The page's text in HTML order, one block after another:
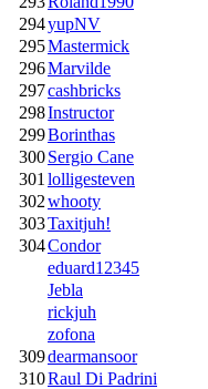
294yupNV
295Mastermick
296Marvilde
297cashbricks
298Instructor
299Borinthas
300Sergio Cane
301 lolligesteven
302whooty
303Taxitjuh!
304Condor
eduard12345
Jebla
rickjuh
zofona
309dearmansoor
310Raul Di Padrini